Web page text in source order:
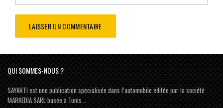
QUI SOMMES-NOUS ?
SAYARTI est une publication spécialisée dans l’automobile éditée par la société
MARKEDIA SARL basée à Tunis …